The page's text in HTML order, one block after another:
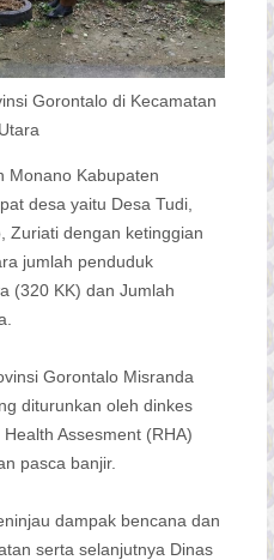
Gorontalo di Kecamatan
Monano Kabupaten
desa yaitu Desa Tudi,
Zuriati dengan ketinggian
jumlah penduduk
(320 KK) dan Jumlah
Gorontalo Misranda
diturunkan oleh dinkes
Assesment (RHA)
pasca banjir.
dampak bencana dan
serta selanjutnya Dinas